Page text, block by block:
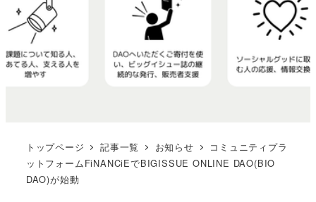
トップページ 記事一覧 お知らせ
コミュニティプラ
ットフォームFiNANCiEでBIGISSUE ONLINE DAO(BIO
DAO)が始動